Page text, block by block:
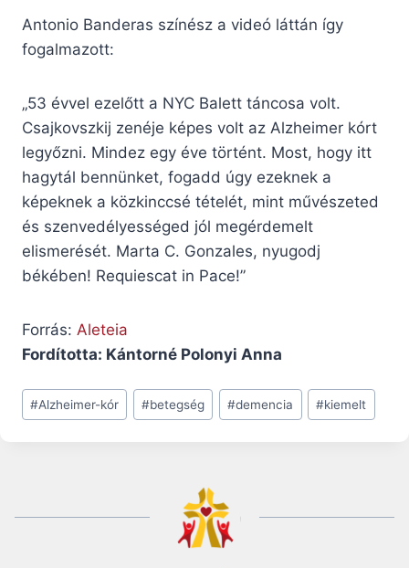
Antonio Banderas színész a videó láttán így
fogalmazott:
„53 évvel ezelőtt a NYC Balett táncosa volt.
Csajkovszkij zenéje képes volt az Alzheimer kórt
legyőzni. Mindez egy éve történt. Most, hogy itt
hagytál bennünket, fogadd úgy ezeknek a
képeknek a közkinccsé tételét, mint művészeted
és szenvedélyességed jól megérdemelt
elismerését. Marta C. Gonzales, nyugodj
békében! Requiescat in Pace!”
Forrás: Aleteia
Fordította: Kántorné Polonyi Anna
Post
Tags:
#Alzheimer-kór #betegség #demencia #kiemelt